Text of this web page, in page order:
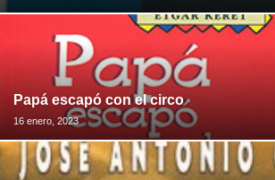
Papá escapó con el circo
16 enero, 2023